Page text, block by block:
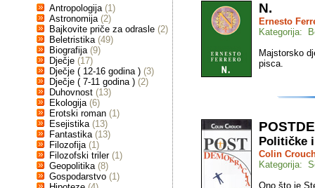
Antropologija (1)
Astronomija (2)
Bajkovite priče za odrasle (2)
Beletristika (49)
Biografija (9)
Dječje (17)
Dječje ( 12-16 godina ) (3)
Dječje ( 7-11 godina ) (2)
Duhovnost (13)
Ekologija (6)
Erotski roman (1)
Esejistika (13)
Fantastika (13)
Filozofija (1)
Filozofski triler (1)
Geopolitika (8)
Gospodarstvo (1)
N.
Ernesto
Kategorija:
Majstorsko
pisca.
Političke
Colin
Kategorija:
Ono što je